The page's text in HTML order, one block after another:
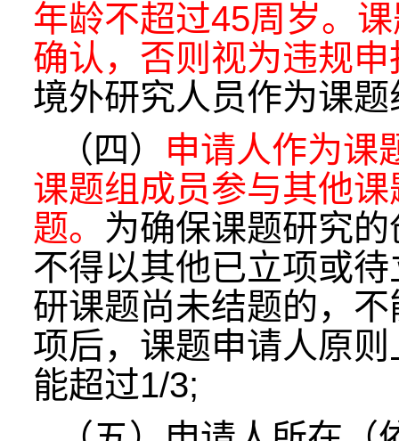
年龄不超过45周岁。
确认，否则视为违规申
境外研究人员作为课
（四） 申请人作为课
课题组成员参与其他
题。 为确保课题研究
不得以其他已立项或
研课题尚未结题的，
项后，课题申请人原
能超过1/3;